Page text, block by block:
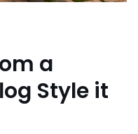
a
Style it